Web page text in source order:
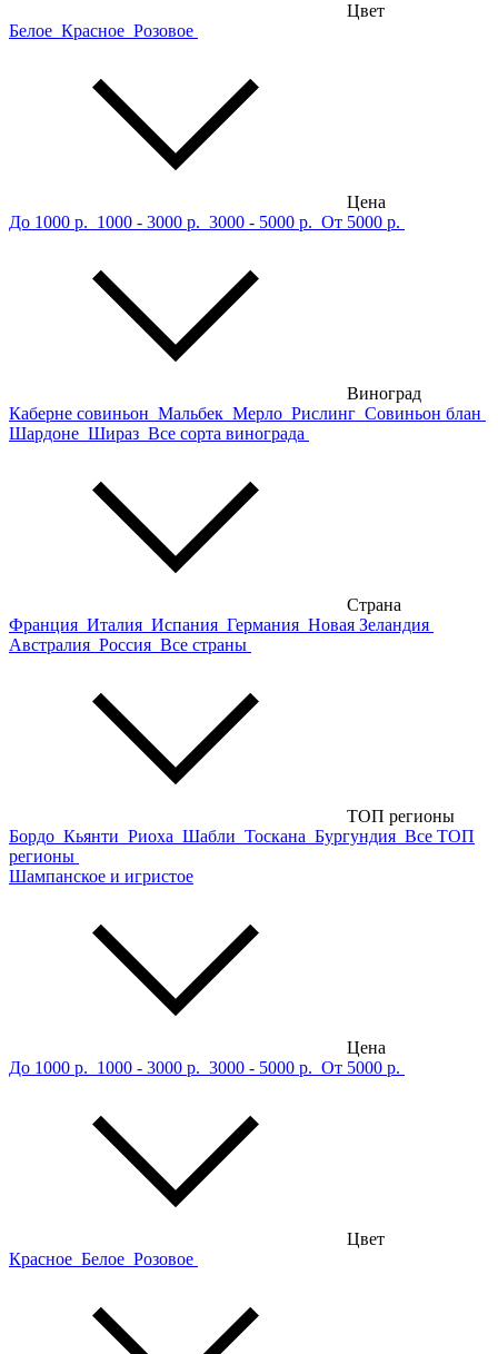
Цвет
Белое Красное Розовое
Цена
До 1000 р. 1000 - 3000 р. 3000 - 5000 р. От 5000 р.
Виноград
Каберне совиньон Мальбек Мерло Рислинг Совиньон блан
Шардоне Шираз Все сорта винограда
Страна
Франция Италия Испания Германия Новая Зеландия
Австралия Россия Все страны
ТОП регионы
Бордо Кьянти Риоха Шабли Тоскана Бургундия Все ТОП
регионы
Шампанское и игристое
Цена
До 1000 р. 1000 - 3000 р. 3000 - 5000 р. От 5000 р.
Цвет
Красное Белое Розовое